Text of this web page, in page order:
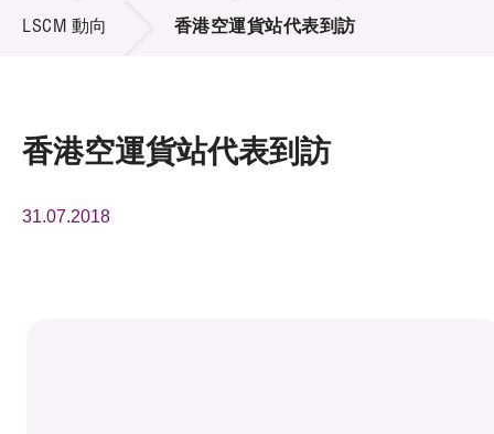
項目及資助計劃
活動及消息
LSCM 動向 香港空運貨站代表到訪
香港空運貨站代表到訪
31.07.2018